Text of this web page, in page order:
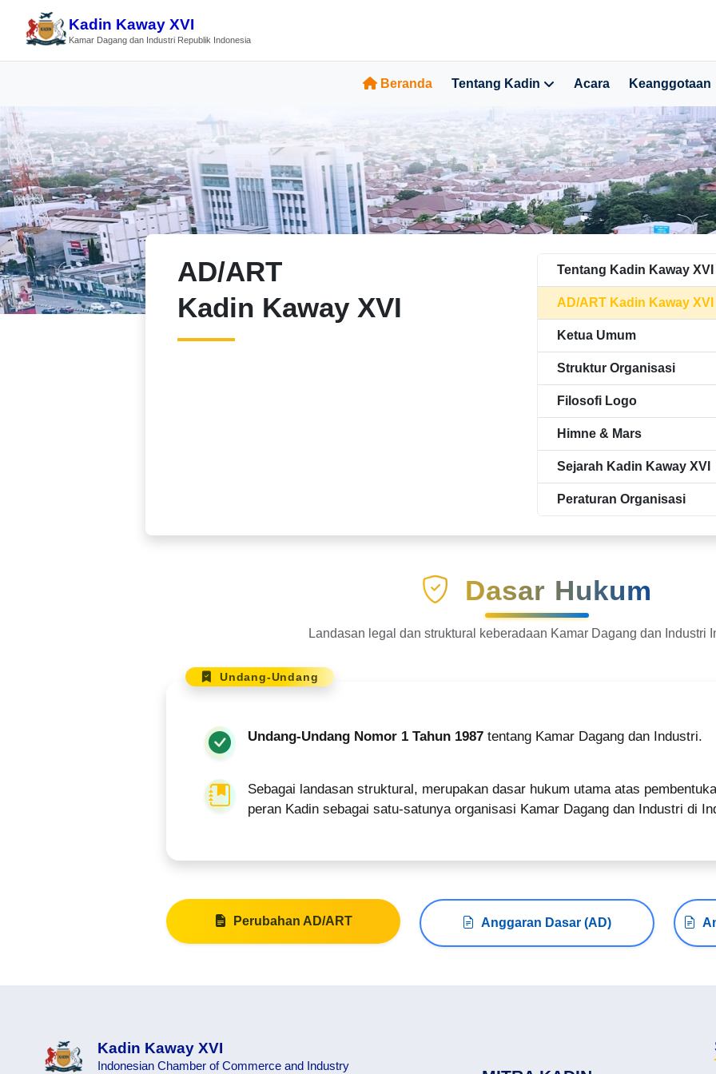
Kadin Kaway XVI
Kamar Dagang dan Industri Republik Indonesia
Beranda Tentang Kadin Acara Keanggotaan
AD/ART
Kadin Kaway XVI
Tentang Kadin Kaway XVI
AD/ART Kadin Kaway XVI
Ketua Umum
Struktur Organisasi
Filosofi Logo
Himne & Mars
Sejarah Kadin Kaway XVI
Peraturan Organisasi
Dasar Hukum
Landasan legal dan struktural keberadaan Kamar Dagang dan Industri
Undang-Undang
Undang-Undang Nomor 1 Tahun 1987 tentang Kamar Dagang dan Industri.
Sebagai landasan struktural, merupakan dasar hukum utama atas
peran Kadin sebagai satu-satunya organisasi Kamar Dagang dan Industri di
Perubahan AD/ART Anggaran Dasar (AD)
Kadin Kaway XVI
Indonesian Chamber of Commerce and Industry